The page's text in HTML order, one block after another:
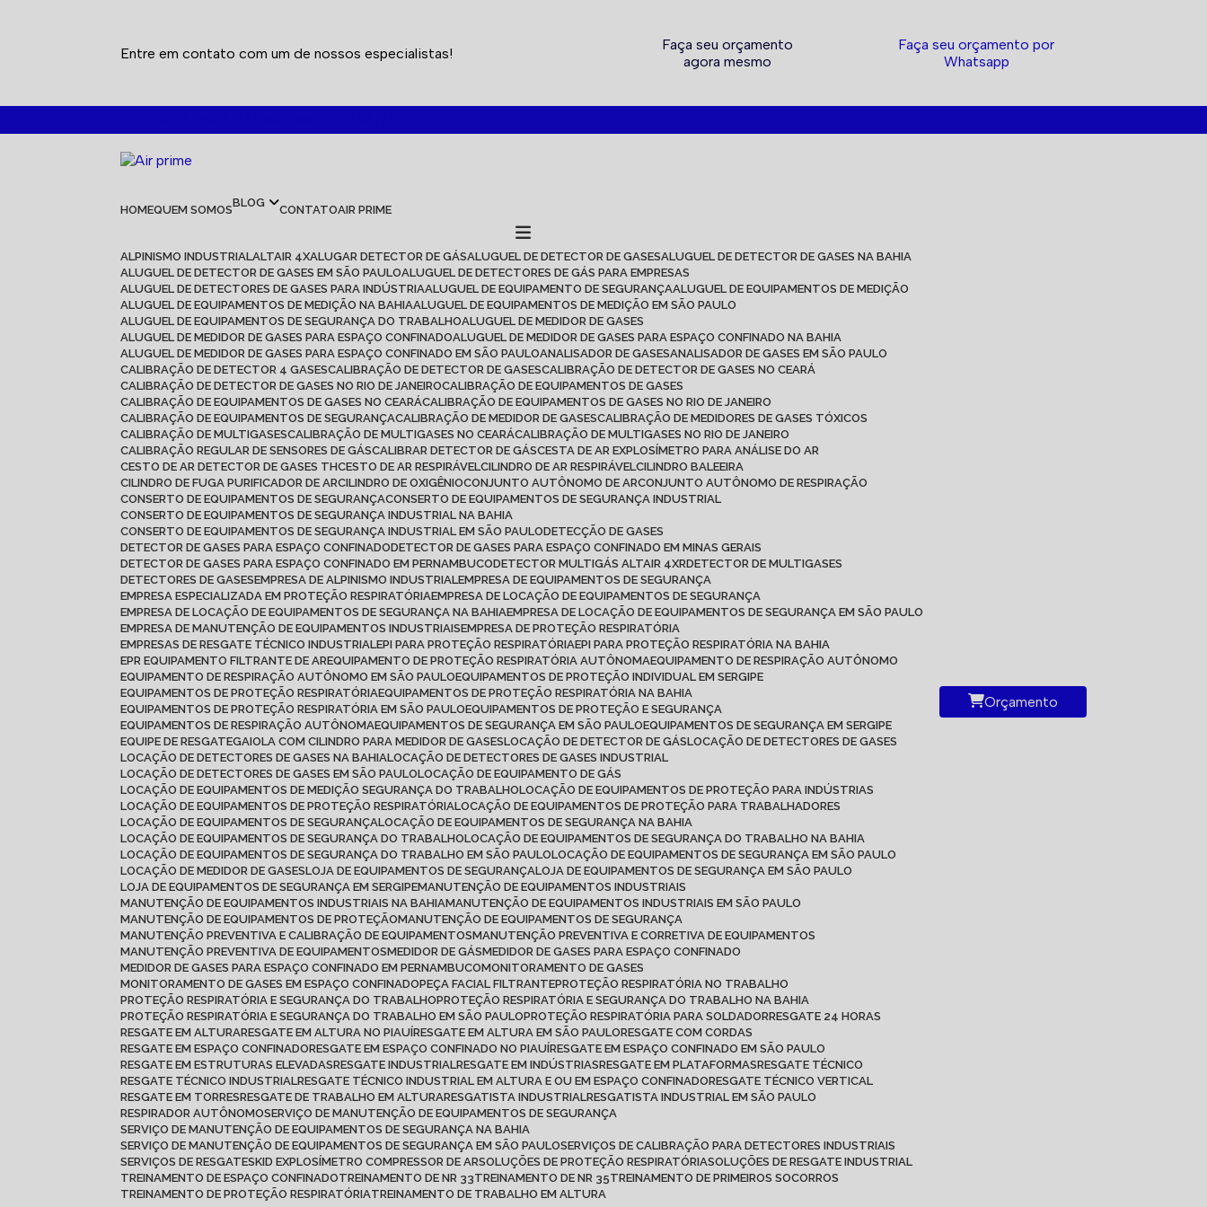
Entre em contato com um de nossos especialistas!
Faça seu orçamento
agora mesmo
Faça seu orçamento por
Whatsapp
HOME QUEM SOMOS BLOG CONTATO AIR PRIME
ALPINISMO INDUSTRIAL ALTAIR 4X ALUGAR DETECTOR DE GÁS ALUGUEL DE DETECTOR DE GASES ALUGUEL DE DETECTOR DE GASES NA BAHIA
ALUGUEL DE DETECTOR DE GASES EM SÃO PAULO ALUGUEL DE DETECTORES DE GÁS PARA EMPRESAS
ALUGUEL DE DETECTORES DE GASES PARA INDÚSTRIA ALUGUEL DE EQUIPAMENTO DE SEGURANÇA ALUGUEL DE EQUIPAMENTOS DE MEDIÇÃO
ALUGUEL DE EQUIPAMENTOS DE MEDIÇÃO NA BAHIA ALUGUEL DE EQUIPAMENTOS DE MEDIÇÃO EM SÃO PAULO
ALUGUEL DE EQUIPAMENTOS DE SEGURANÇA DO TRABALHO ALUGUEL DE MEDIDOR DE GASES
ALUGUEL DE MEDIDOR DE GASES PARA ESPAÇO CONFINADO ALUGUEL DE MEDIDOR DE GASES PARA ESPAÇO CONFINADO NA BAHIA
ALUGUEL DE MEDIDOR DE GASES PARA ESPAÇO CONFINADO EM SÃO PAULO ANALISADOR DE GASES ANALISADOR DE GASES EM SÃO PAULO
CALIBRAÇÃO DE DETECTOR 4 GASES CALIBRAÇÃO DE DETECTOR DE GASES CALIBRAÇÃO DE DETECTOR DE GASES NO CEARÁ
CALIBRAÇÃO DE DETECTOR DE GASES NO RIO DE JANEIRO CALIBRAÇÃO DE EQUIPAMENTOS DE GASES
CALIBRAÇÃO DE EQUIPAMENTOS DE GASES NO CEARÁ CALIBRAÇÃO DE EQUIPAMENTOS DE GASES NO RIO DE JANEIRO
CALIBRAÇÃO DE EQUIPAMENTOS DE SEGURANÇA CALIBRAÇÃO DE MEDIDOR DE GASES CALIBRAÇÃO DE MEDIDORES DE GASES TÓXICOS
CALIBRAÇÃO DE MULTIGASES CALIBRAÇÃO DE MULTIGASES NO CEARÁ CALIBRAÇÃO DE MULTIGASES NO RIO DE JANEIRO
CALIBRAÇÃO REGULAR DE SENSORES DE GÁS CALIBRAR DETECTOR DE GÁS CESTA DE AR EXPLOSÍMETRO PARA ANÁLISE DO AR
CESTO DE AR DETECTOR DE GASES TH CESTO DE AR RESPIRÁVEL CILINDRO DE AR RESPIRÁVEL CILINDRO BALEEIRA
CILINDRO DE FUGA PURIFICADOR DE AR CILINDRO DE OXIGÊNIO CONJUNTO AUTÔNOMO DE AR CONJUNTO AUTÔNOMO DE RESPIRAÇÃO
CONSERTO DE EQUIPAMENTOS DE SEGURANÇA CONSERTO DE EQUIPAMENTOS DE SEGURANÇA INDUSTRIAL
CONSERTO DE EQUIPAMENTOS DE SEGURANÇA INDUSTRIAL NA BAHIA
CONSERTO DE EQUIPAMENTOS DE SEGURANÇA INDUSTRIAL EM SÃO PAULO DETECÇÃO DE GASES
DETECTOR DE GASES PARA ESPAÇO CONFINADO DETECTOR DE GASES PARA ESPAÇO CONFINADO EM MINAS GERAIS
DETECTOR DE GASES PARA ESPAÇO CONFINADO EM PERNAMBUCO DETECTOR MULTIGÁS ALTAIR 4XR DETECTOR DE MULTIGASES
DETECTORES DE GASES EMPRESA DE ALPINISMO INDUSTRIAL EMPRESA DE EQUIPAMENTOS DE SEGURANÇA
EMPRESA ESPECIALIZADA EM PROTEÇÃO RESPIRATÓRIA EMPRESA DE LOCAÇÃO DE EQUIPAMENTOS DE SEGURANÇA
EMPRESA DE LOCAÇÃO DE EQUIPAMENTOS DE SEGURANÇA NA BAHIA EMPRESA DE LOCAÇÃO DE EQUIPAMENTOS DE SEGURANÇA EM SÃO PAULO
EMPRESA DE MANUTENÇÃO DE EQUIPAMENTOS INDUSTRIAIS EMPRESA DE PROTEÇÃO RESPIRATÓRIA
EMPRESAS DE RESGATE TÉCNICO INDUSTRIAL EPI PARA PROTEÇÃO RESPIRATÓRIA EPI PARA PROTEÇÃO RESPIRATÓRIA NA BAHIA
EPR EQUIPAMENTO FILTRANTE DE AR EQUIPAMENTO DE PROTEÇÃO RESPIRATÓRIA AUTÔNOMA EQUIPAMENTO DE RESPIRAÇÃO AUTÔNOMO
EQUIPAMENTO DE RESPIRAÇÃO AUTÔNOMO EM SÃO PAULO EQUIPAMENTOS DE PROTEÇÃO INDIVIDUAL EM SERGIPE
EQUIPAMENTOS DE PROTEÇÃO RESPIRATÓRIA EQUIPAMENTOS DE PROTEÇÃO RESPIRATÓRIA NA BAHIA
EQUIPAMENTOS DE PROTEÇÃO RESPIRATÓRIA EM SÃO PAULO EQUIPAMENTOS DE PROTEÇÃO E SEGURANÇA
EQUIPAMENTOS DE RESPIRAÇÃO AUTÔNOMA EQUIPAMENTOS DE SEGURANÇA EM SÃO PAULO EQUIPAMENTOS DE SEGURANÇA EM SERGIPE
EQUIPE DE RESGATE
GAIOLA COM CILINDRO PARA MEDIDOR DE GASES LOCAÇÃO DE DETECTOR DE GÁS LOCAÇÃO DE DETECTORES DE GASES
LOCAÇÃO DE DETECTORES DE GASES NA BAHIA LOCAÇÃO DE DETECTORES DE GASES INDUSTRIAL
LOCAÇÃO DE DETECTORES DE GASES EM SÃO PAULO LOCAÇÃO DE EQUIPAMENTO DE GÁS
LOCAÇÃO DE EQUIPAMENTOS DE MEDIÇÃO SEGURANÇA DO TRABALHO LOCAÇÃO DE EQUIPAMENTOS DE PROTEÇÃO PARA INDÚSTRIAS
LOCAÇÃO DE EQUIPAMENTOS DE PROTEÇÃO RESPIRATÓRIA LOCAÇÃO DE EQUIPAMENTOS DE PROTEÇÃO PARA TRABALHADORES
LOCAÇÃO DE EQUIPAMENTOS DE SEGURANÇA LOCAÇÃO DE EQUIPAMENTOS DE SEGURANÇA NA BAHIA
LOCAÇÃO DE EQUIPAMENTOS DE SEGURANÇA DO TRABALHO LOCAÇÃO DE EQUIPAMENTOS DE SEGURANÇA DO TRABALHO NA BAHIA
LOCAÇÃO DE EQUIPAMENTOS DE SEGURANÇA DO TRABALHO EM SÃO PAULO LOCAÇÃO DE EQUIPAMENTOS DE SEGURANÇA EM SÃO PAULO
LOCAÇÃO DE MEDIDOR DE GASES LOJA DE EQUIPAMENTOS DE SEGURANÇA LOJA DE EQUIPAMENTOS DE SEGURANÇA EM SÃO PAULO
LOJA DE EQUIPAMENTOS DE SEGURANÇA EM SERGIPE
MANUTENÇÃO DE EQUIPAMENTOS INDUSTRIAIS
MANUTENÇÃO DE EQUIPAMENTOS INDUSTRIAIS NA BAHIA
MANUTENÇÃO DE EQUIPAMENTOS INDUSTRIAIS EM SÃO PAULO
MANUTENÇÃO DE EQUIPAMENTOS DE PROTEÇÃO
MANUTENÇÃO DE EQUIPAMENTOS DE SEGURANÇA
MANUTENÇÃO PREVENTIVA E CALIBRAÇÃO DE EQUIPAMENTOS
MANUTENÇÃO PREVENTIVA E CORRETIVA DE EQUIPAMENTOS
MANUTENÇÃO PREVENTIVA DE EQUIPAMENTOS
MEDIDOR DE GÁS
MEDIDOR DE GASES PARA ESPAÇO CONFINADO
MEDIDOR DE GASES PARA ESPAÇO CONFINADO EM PERNAMBUCO
MONITORAMENTO DE GASES
MONITORAMENTO DE GASES EM ESPAÇO CONFINADO PEÇA FACIAL FILTRANTE PROTEÇÃO RESPIRATÓRIA NO TRABALHO
PROTEÇÃO RESPIRATÓRIA E SEGURANÇA DO TRABALHO PROTEÇÃO RESPIRATÓRIA E SEGURANÇA DO TRABALHO NA BAHIA
PROTEÇÃO RESPIRATÓRIA E SEGURANÇA DO TRABALHO EM SÃO PAULO PROTEÇÃO RESPIRATÓRIA PARA SOLDADOR RESGATE 24 HORAS
RESGATE EM ALTURA RESGATE EM ALTURA NO PIAUÍ RESGATE EM ALTURA EM SÃO PAULO RESGATE COM CORDAS
RESGATE EM ESPAÇO CONFINADO RESGATE EM ESPAÇO CONFINADO NO PIAUÍ RESGATE EM ESPAÇO CONFINADO EM SÃO PAULO
RESGATE EM ESTRUTURAS ELEVADAS RESGATE INDUSTRIAL RESGATE EM INDÚSTRIAS RESGATE EM PLATAFORMAS RESGATE TÉCNICO
RESGATE TÉCNICO INDUSTRIAL RESGATE TÉCNICO INDUSTRIAL EM ALTURA E OU EM ESPAÇO CONFINADO RESGATE TÉCNICO VERTICAL
RESGATE EM TORRES RESGATE DE TRABALHO EM ALTURA RESGATISTA INDUSTRIAL RESGATISTA INDUSTRIAL EM SÃO PAULO
RESPIRADOR AUTÔNOMO SERVIÇO DE MANUTENÇÃO DE EQUIPAMENTOS DE SEGURANÇA
SERVIÇO DE MANUTENÇÃO DE EQUIPAMENTOS DE SEGURANÇA NA BAHIA
SERVIÇO DE MANUTENÇÃO DE EQUIPAMENTOS DE SEGURANÇA EM SÃO PAULO SERVIÇOS DE CALIBRAÇÃO PARA DETECTORES INDUSTRIAIS
SERVIÇOS DE RESGATE SKID EXPLOSÍMETRO COMPRESSOR DE AR SOLUÇÕES DE PROTEÇÃO RESPIRATÓRIA SOLUÇÕES DE RESGATE INDUSTRIAL
TREINAMENTO DE ESPAÇO CONFINADO
TREINAMENTO DE NR 33 TREINAMENTO DE NR 35
TREINAMENTO DE PRIMEIROS SOCORROS
TREINAMENTO DE PROTEÇÃO RESPIRATÓRIA
TREINAMENTO DE TRABALHO EM ALTURA
Orçamento